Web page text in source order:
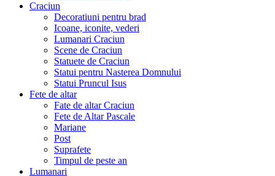
Craciun
Decoratiuni pentru brad
Icoane, iconite, vederi
Lumanari Craciun
Scene de Craciun
Statuete de Craciun
Statui pentru Nasterea Domnului
Statui Pruncul Isus
Fete de altar
Fate de altar Craciun
Fete de Altar Pascale
Mariane
Post
Suprafete
Timpul de peste an
Lumanari